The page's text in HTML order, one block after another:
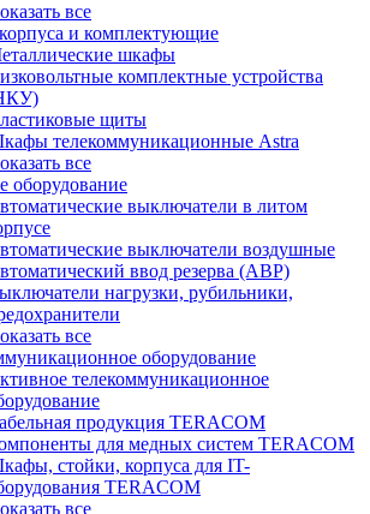
все
и комплектующие
шкафы
комплектные устройства
щиты
телекоммуникационные Astra
все
оборудование
выключатели в литом
выключатели воздушные
ввод резерва (АВР)
нагрузки, рубильники,
все
оборудование
телекоммуникационное
продукция TERACOM
для медных систем TERACOM
стойки, корпуса для IT-
TERACOM
все